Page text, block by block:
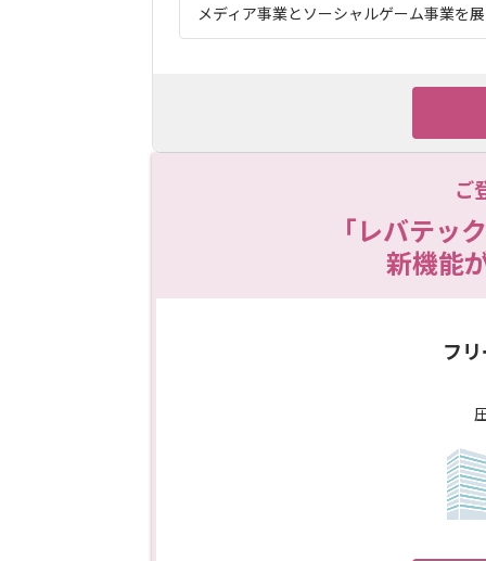
メディア事業とソーシャルゲーム事業を
ご
「レバテッ
新機能
フ